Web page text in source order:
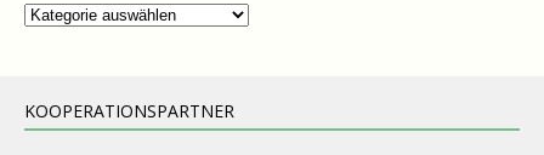
Kategorien
KOOPERATIONSPARTNER